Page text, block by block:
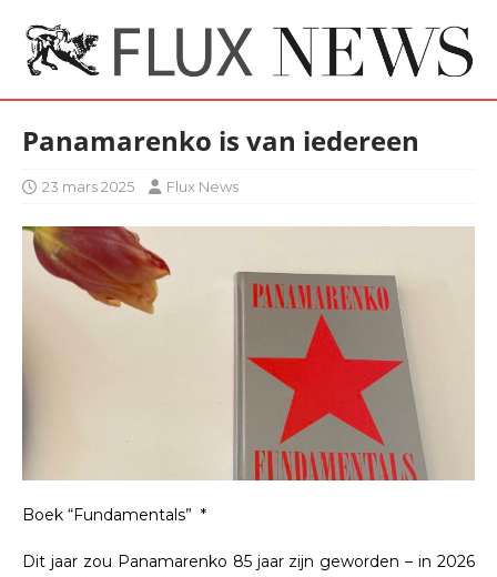
Panamarenko is van iedereen
23 mars 2025 Flux News
Boek “Fundamentals” *
Dit jaar zou Panamarenko 85 jaar zijn geworden – in 2026